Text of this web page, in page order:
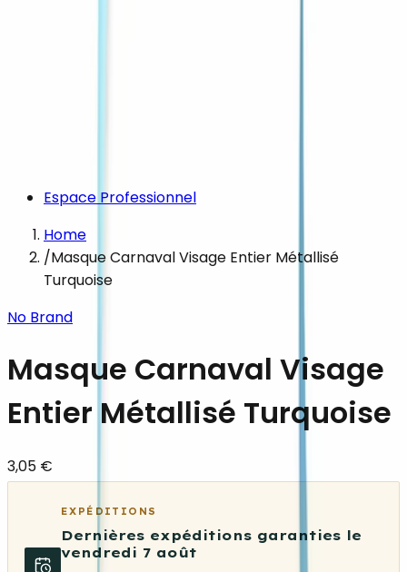
Espace Professionnel
Home
/Masque Carnaval Visage Entier Métallisé
Turquoise
No Brand
Masque Carnaval Visage
Entier Métallisé Turquoise
3,05 €
EXPÉDITIONS
Dernières expéditions garanties le
vendredi 7 août